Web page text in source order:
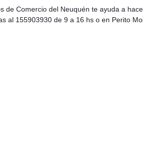
de Comercio del Neuquén te ayuda a
al 155903930 de 9 a 16 hs o en Perito